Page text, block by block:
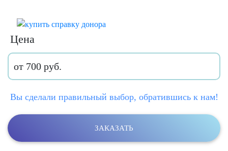
Цена
от 700 руб.
Вы сделали правильный выбор, обратившись к нам!
ЗАКАЗАТЬ